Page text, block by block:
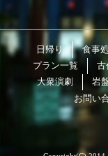
日帰り 食事
プラン一覧
古
大衆演劇
岩
お問い